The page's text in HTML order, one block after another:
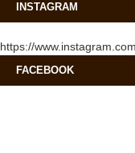
INSTAGRAM
https://
FACEBOOK